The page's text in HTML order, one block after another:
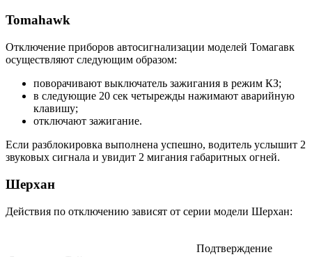
Tomahawk
Отключение приборов автосигнализации моделей Томагавк
осуществляют следующим образом:
поворачивают выключатель зажигания в режим КЗ;
в следующие 20 сек четырежды нажимают аварийную
клавишу;
отключают зажигание.
Если разблокировка выполнена успешно, водитель услышит 2
звуковых сигнала и увидит 2 мигания габаритных огней.
Шерхан
Действия по отключению зависят от серии модели Шерхан:
Подтверждение